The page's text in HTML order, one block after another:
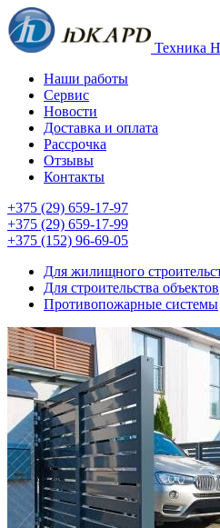
Техника
Наши работы
Сервис
Новости
Доставка и оплата
Рассрочка
Отзывы
Контакты
+375 (29) 659-17-97
+375 (29) 659-17-99
+375 (152) 96-69-05
Для жилищного
Для строительства объектов
Противопожарные системы